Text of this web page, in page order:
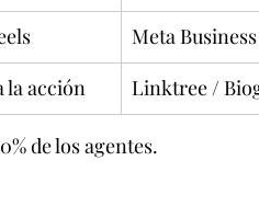
Meta
la acción Linktree /
de los agentes.